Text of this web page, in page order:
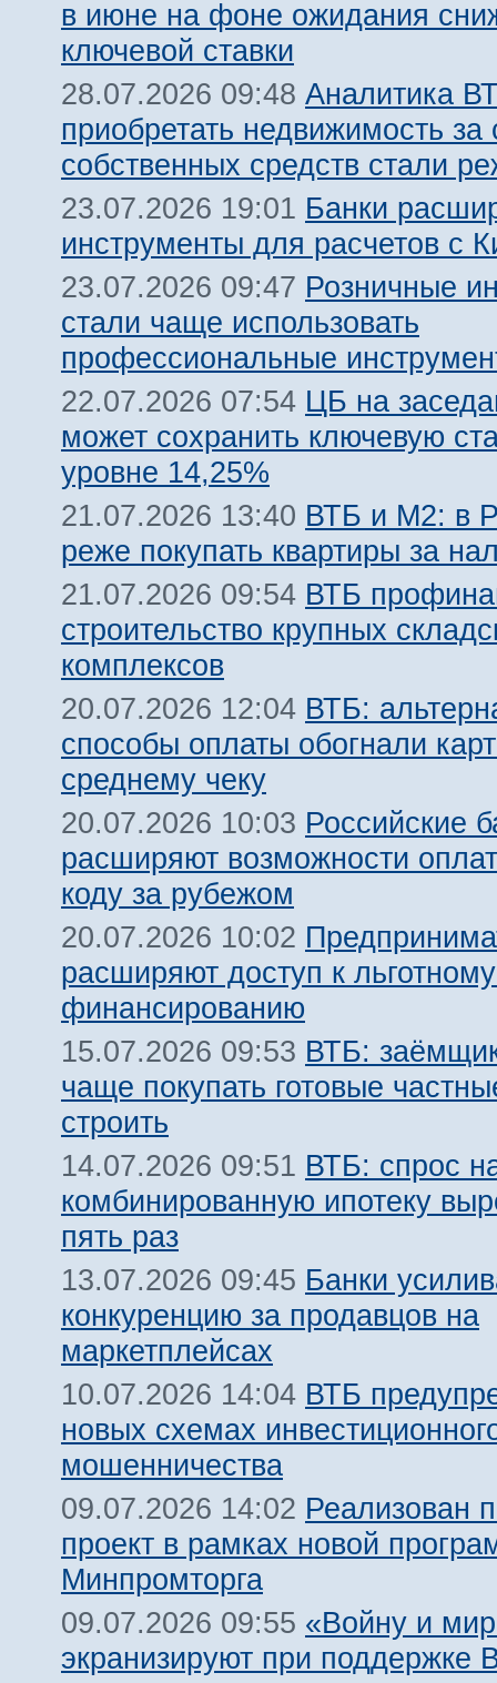
в июне на фоне ожидания
ключевой ставки
28.07.2026 09:48 Аналитика
приобретать недвижимость за
собственных средств стали
23.07.2026 19:01 Банки
инструменты для расчетов с
23.07.2026 09:47 Розничные
стали чаще использовать
профессиональные
22.07.2026 07:54 ЦБ на
может сохранить ключевую
уровне 14,25%
21.07.2026 13:40 ВТБ и М2: в
реже покупать квартиры за
21.07.2026 09:54 ВТБ
строительство крупных
комплексов
20.07.2026 12:04 ВТБ:
способы оплаты обогнали
среднему чеку
20.07.2026 10:03 Российские
расширяют возможности
коду за рубежом
20.07.2026 10:02
расширяют доступ к
финансированию
15.07.2026 09:53 ВТБ:
чаще покупать готовые
строить
14.07.2026 09:51 ВТБ: спрос
комбинированную ипотеку
пять раз
13.07.2026 09:45 Банки
конкуренцию за продавцов на
маркетплейсах
10.07.2026 14:04 ВТБ
новых схемах
мошенничества
09.07.2026 14:02 Реализован
проект в рамках новой
Минпромторга
09.07.2026 09:55 «Войну и
экранизируют при поддержке